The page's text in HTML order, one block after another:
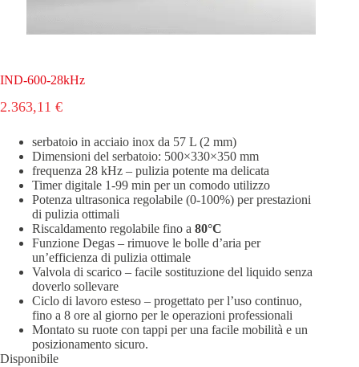
IND-600-28kHz
2.363,11 €
serbatoio in acciaio inox da 57 L (2 mm)
Dimensioni del serbatoio: 500×330×350 mm
frequenza 28 kHz – pulizia potente ma delicata
Timer digitale 1-99 min per un comodo utilizzo
Potenza ultrasonica regolabile (0-100%) per prestazioni
di pulizia ottimali
Riscaldamento regolabile fino a 80°C
Funzione Degas – rimuove le bolle d’aria per
un’efficienza di pulizia ottimale
Valvola di scarico – facile sostituzione del liquido senza
doverlo sollevare
Ciclo di lavoro esteso – progettato per l’uso continuo,
fino a 8 ore al giorno per le operazioni professionali
Montato su ruote con tappi per una facile mobilità e un
posizionamento sicuro.
Disponibile